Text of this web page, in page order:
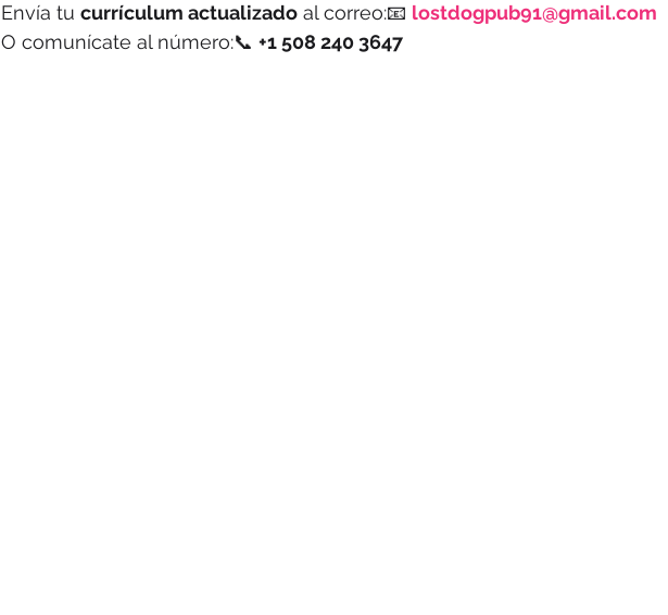
Envía tu currículum actualizado al correo:📧 lostdogpub91@gmail.com
O comunícate al número:📞 +1 508 240 3647